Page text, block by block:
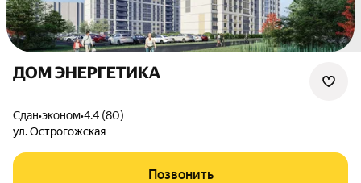
ДОМ ЭНЕРГЕТИКА
Сдан•эконом•4.4 (80)
ул. Острогожская
Позвонить